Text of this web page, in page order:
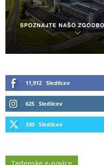
11,912 Sledilcev
625 Sledilcev
330 Sledilcev